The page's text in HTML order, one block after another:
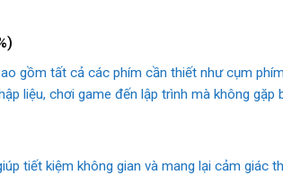
gồm tất cả các phím cần thiết như cụm
liệu, chơi game đến lập trình mà không gặp
tiết kiệm không gian và mang lại cảm giác